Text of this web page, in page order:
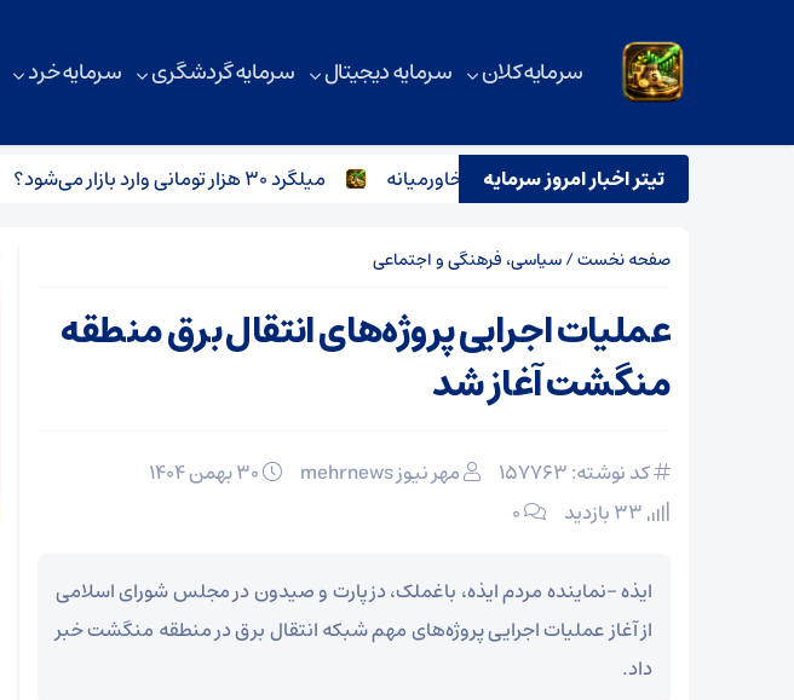
سرمایه کلان سرمایه دیجیتال سرمایه گردشگری سرمایه خرد
تیتر اخبار امروز سرمایه
تحلیل بازار آهن در روزهای پرتنش خاورمیانه میلگرد ۳۰ هزار تومانی وارد بازار می‌شود؟
صفحه نخست/سیاسی، فرهنگی و اجتماعی
عملیات اجرایی پروژه‌های انتقال برق منطقه
منگشت آغاز شد
کد نوشته: 157763 مهر نیوز mehrnews
۰
ایذه –نماینده مردم ایذه، باغملک، دزپارت و صیدون در مجلس شورای اسلامی
از آغاز عملیات اجرایی پروژه‌های مهم شبکه انتقال برق در منطقه منگشت خبر
داد.